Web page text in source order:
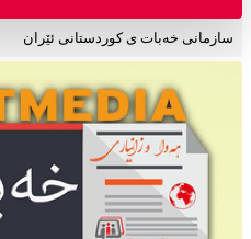
سازمانی خەبات ی کوردستانی ئێران